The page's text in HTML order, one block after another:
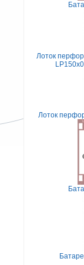
Лоток
Лоток